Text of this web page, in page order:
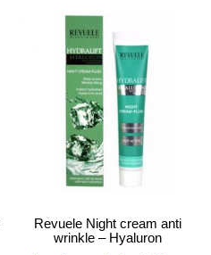
Revuele Night cream anti
wrinkle – Hyaluron